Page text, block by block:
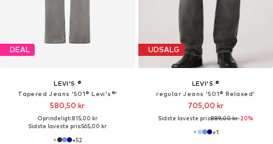
DEAL
LEVI'S ®
Tapered Jeans '501® Levi's®'
580,50 kr
Oprindeligt: 815,00 kr
Sidste laveste pris:565,00 kr
+52
UDSALG
LEVI'S ®
regular Jeans '501® Relaxed'
705,00 kr
Sidste laveste pris:889,00 kr-20%
+1